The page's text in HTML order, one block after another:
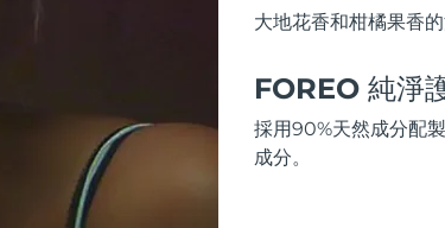
大地花香和柑橘果香的
FOREO 純淨
採用90%天然成分配
成分。